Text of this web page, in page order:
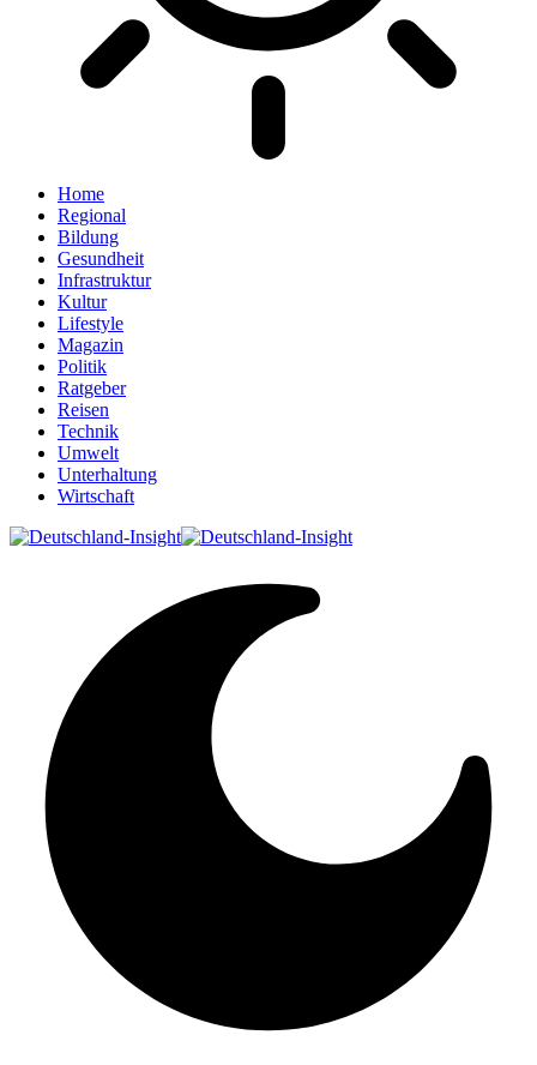
Home
Regional
Bildung
Gesundheit
Infrastruktur
Kultur
Lifestyle
Magazin
Politik
Ratgeber
Reisen
Technik
Umwelt
Unterhaltung
Wirtschaft